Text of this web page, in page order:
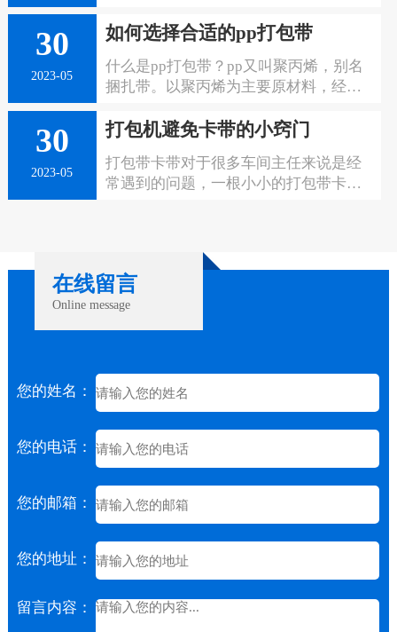
紧并将两端通过发热烫头热融粘接方式
的，使物品在搬运过程中、贮存中不因
捆扎不牢而散落，同时还应捆扎整齐美
30
2023-05
如何选择合适的pp打包带
什么是pp打包带？pp又叫聚丙烯，别名
捆扎带。以聚丙烯为主要原材料，经挤
包带。因打包带具有捆扎、固定和提拉
玻璃、管材、水果等。万尔芯是唯德打
包带广东区域代理商，唯德公司是打包
30
2023-05
打包机避免卡带的小窍门
打包带卡带对于很多车间主任来说是经
常遇到的问题，一根小小的打包带卡
的。而如果没有使用唯德打包带，打包
带卡带，出现的次数还是很频繁的。这
种情况下只有采用全新料制作高科技制
作而成的唯德打包带，才能将故障率降
在线留言
Online message
您的姓名：
您的电话：
您的邮箱：
您的地址：
留言内容：